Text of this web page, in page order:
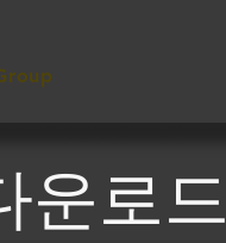
운로드